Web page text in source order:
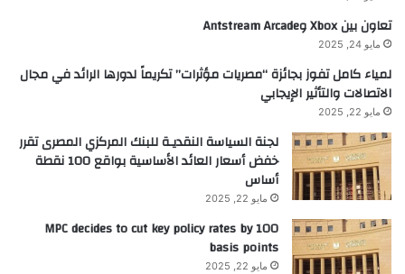
تعاون بين Xbox وAntstream Arcade
مايو 24, 2025
لمياء كامل تفوز بجائزة “مصريات مؤثرات” تكريماً لدورها الرائد في مجال
الاتصالات والتأثير الإيجابي
مايو 22, 2025
لجنة السياسة النقديـة للبنك المركزي المصرى تقرر
خفض أسعار العائد الأساسية بواقع 100 نقطة
أساس
مايو 22, 2025
MPC decides to cut key policy rates by 100
basis points
مايو 22, 2025